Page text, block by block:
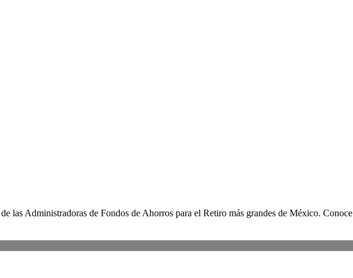
las Administradoras de Fondos de Ahorros para el Retiro más grandes de México. Conoce